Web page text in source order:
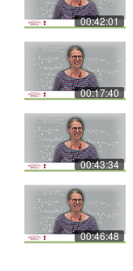
00:42:01
00:17:40
00:43:34
00:46:48